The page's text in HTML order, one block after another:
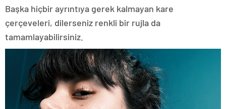
Başka hiçbir ayrıntıya gerek kalmayan kare
çerçeveleri, dilerseniz renkli bir rujla da
tamamlayabilirsiniz.